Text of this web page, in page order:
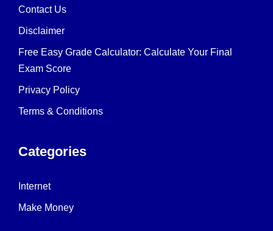
Contact Us
Disclaimer
Free Easy Grade Calculator: Calculate Your Final
Exam Score
Privacy Policy
Terms & Conditions
Categories
Internet
Make Money